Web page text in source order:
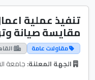
تنفيذ عملية
مقايسة صيانة
مقاولات عامة
الجهة المعلنة: جامعة